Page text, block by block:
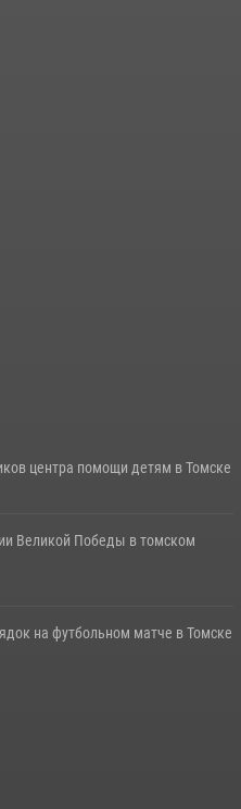
центра помощи детям в Томске
Великой Победы в томском
на футбольном матче в Томске